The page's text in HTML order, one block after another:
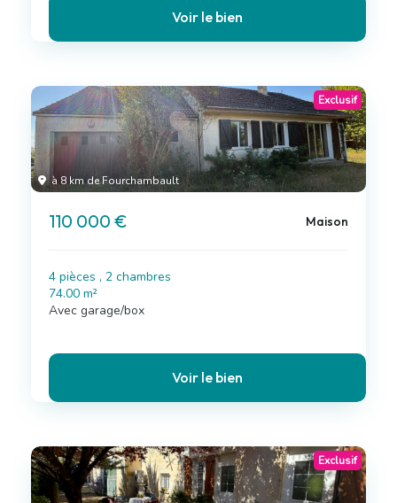
Voir le bien
à 8 km de Fourchambault
Exclusif
110 000 € Maison
4 pièces , 2 chambres
74.00 m²
Avec garage/box
Voir le bien
Exclusif